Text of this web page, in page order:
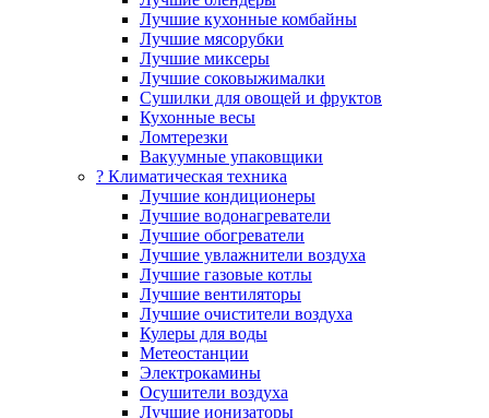
Лучшие кухонные комбайны
Лучшие мясорубки
Лучшие миксеры
Лучшие соковыжималки
Сушилки для овощей и фруктов
Кухонные весы
Ломтерезки
Вакуумные упаковщики
?️ Климатическая техника
Лучшие кондиционеры
Лучшие водонагреватели
Лучшие обогреватели
Лучшие увлажнители воздуха
Лучшие газовые котлы
Лучшие вентиляторы
Лучшие очистители воздуха
Кулеры для воды
Метеостанции
Электрокамины
Осушители воздуха
Лучшие ионизаторы